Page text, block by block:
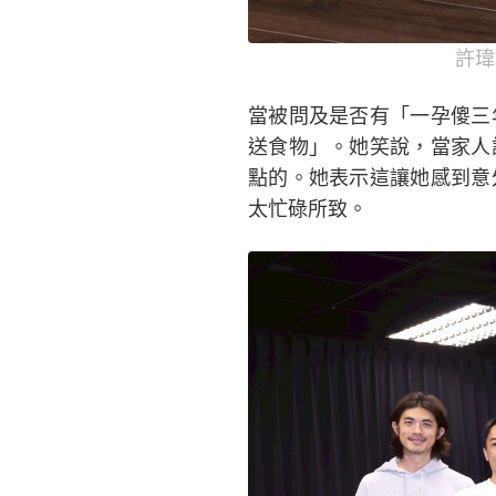
許
當被問及是否有「一孕傻
送食物」。她笑說，當家
點的。她表示這讓她感到
太忙碌所致。